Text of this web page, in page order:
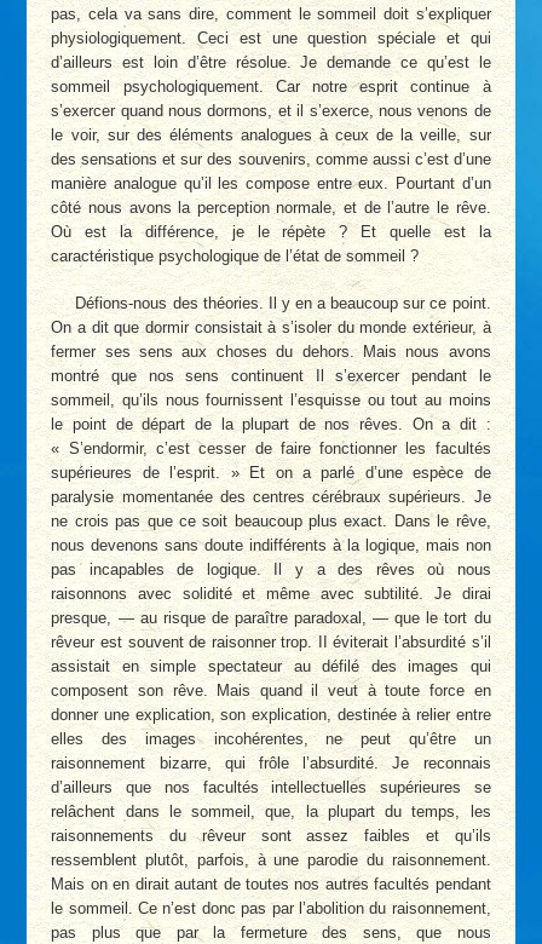
pas, cela va sans dire, comment le sommeil doit s’expliquer
physiologiquement. Ceci est une question spéciale et qui
d’ailleurs est loin d’être résolue. Je demande ce qu’est le
sommeil psychologiquement. Car notre esprit continue à
s’exercer quand nous dormons, et il s’exerce, nous venons de
le voir, sur des éléments analogues à ceux de la veille, sur
des sensations et sur des souvenirs, comme aussi c’est d’une
manière analogue qu’il les compose entre eux. Pourtant d’un
côté nous avons la perception normale, et de l’autre le rêve.
Où est la différence, je le répète ? Et quelle est la
caractéristique psychologique de l’état de sommeil ?
Défions-nous des théories. Il y en a beaucoup sur ce point.
On a dit que dormir consistait à s’isoler du monde extérieur, à
fermer ses sens aux choses du dehors. Mais nous avons
montré que nos sens continuent Il s’exercer pendant le
sommeil, qu’ils nous fournissent l’esquisse ou tout au moins
le point de départ de la plupart de nos rêves. On a dit :
« S’endormir, c’est cesser de faire fonctionner les facultés
supérieures de l’esprit. » Et on a parlé d’une espèce de
paralysie momentanée des centres cérébraux supérieurs. Je
ne crois pas que ce soit beaucoup plus exact. Dans le rêve,
nous devenons sans doute indifférents à la logique, mais non
pas incapables de logique. Il y a des rêves où nous
raisonnons avec solidité et même avec subtilité. Je dirai
presque, — au risque de paraître paradoxal, — que le tort du
rêveur est souvent de raisonner trop. II éviterait l’absurdité s’il
assistait en simple spectateur au défilé des images qui
composent son rêve. Mais quand il veut à toute force en
donner une explication, son explication, destinée à relier entre
elles des images incohérentes, ne peut qu’être un
raisonnement bizarre, qui frôle l’absurdité. Je reconnais
d’ailleurs que nos facultés intellectuelles supérieures se
relâchent dans le sommeil, que, la plupart du temps, les
raisonnements du rêveur sont assez faibles et qu’ils
ressemblent plutôt, parfois, à une parodie du raisonnement.
Mais on en dirait autant de toutes nos autres facultés pendant
le sommeil. Ce n’est donc pas par l’abolition du raisonnement,
pas plus que par la fermeture des sens, que nous